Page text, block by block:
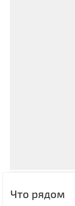
Что рядом